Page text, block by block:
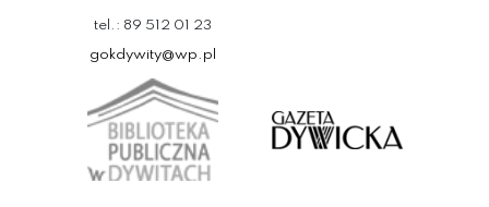
tel.: 89 512 01 23
gokdywity@wp.pl